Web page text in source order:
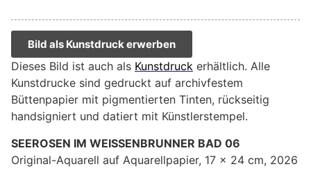
Bild als Kunstdruck erwerben
Dieses Bild ist auch als Kunstdruck erhältlich. Alle
Kunstdrucke sind gedruckt auf archivfestem
Büttenpapier mit pigmentierten Tinten, rückseitig
handsigniert und datiert mit Künstlerstempel.
SEEROSEN IM WEISSENBRUNNER BAD 06
Original-Aquarell auf Aquarellpapier, 17 x 24 cm, 2026